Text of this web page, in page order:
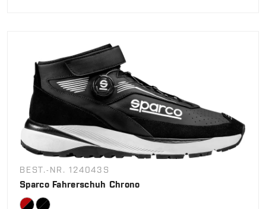
BEST.-NR. 124043S
Sparco Fahrerschuh Chrono